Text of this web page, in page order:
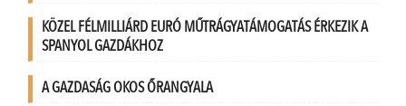
KÖZEL FÉLMILLIÁRD EURÓ MŰTRÁGYATÁMOGATÁS ÉRKEZIK A
SPANYOL GAZDÁKHOZ
A GAZDASÁG OKOS ŐRANGYALA